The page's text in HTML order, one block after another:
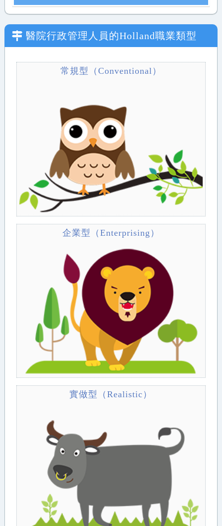
醫院行政管理人員 的Holland職業類型
常規型（Conventional）
企業型（Enterprising）
實做型（Realistic）